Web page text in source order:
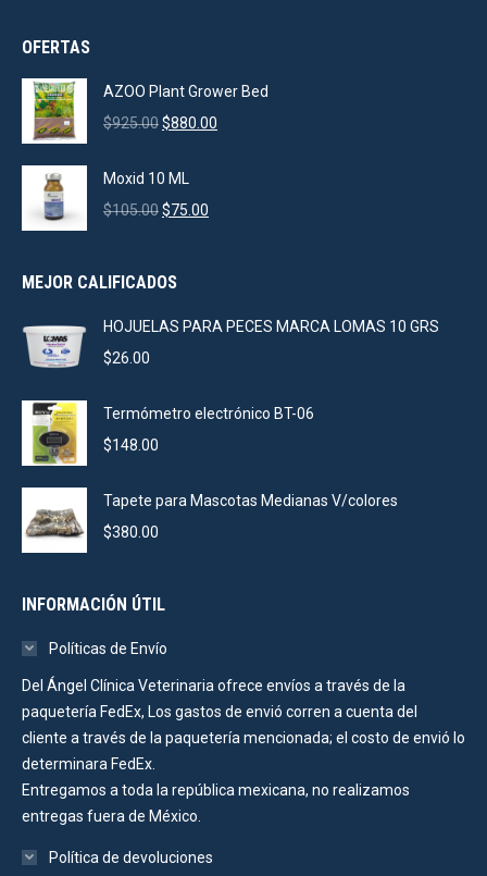
OFERTAS
AZOO Plant Grower Bed
$925.00Original
was:
$925.00.
$880.00
Moxid 10 ML
$105.00Original
$105.00.
$75.00
MEJOR CALIFICADOS
HOJUELAS PARA PECES MARCA LOMAS 10 GRS
$26.00
Termómetro electrónico BT-06
$148.00
Tapete para Mascotas Medianas V/colores
$380.00
INFORMACIÓN ÚTIL
Políticas de Envío
Del Ángel Clínica Veterinaria ofrece envíos a través de la
paquetería FedEx, Los gastos de envió corren a cuenta del
cliente a través de la paquetería mencionada; el costo de envió lo
determinara FedEx.
Entregamos a toda la república mexicana, no realizamos
entregas fuera de México.
Política de devoluciones